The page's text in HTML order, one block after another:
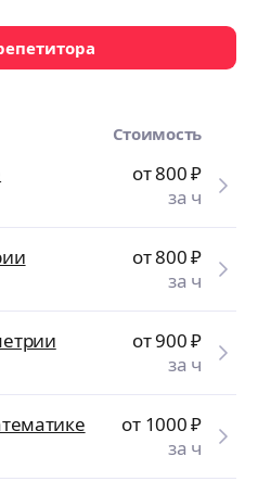
Стоимость
от 800₽
за ч
от 800₽
за ч
от 900₽
за ч
от 1000₽
за ч